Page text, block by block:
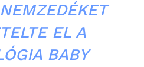
EL A
BABY